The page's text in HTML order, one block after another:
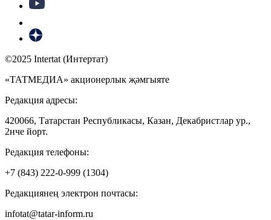
©2025 Intertat (Интертат)
«ТАТМЕДИА» акционерлык җәмгыяте
Редакция адресы:
420066, Татарстан Республикасы, Казан, Декабристлар ур.,
2нче йорт.
Редакция телефоны:
+7 (843) 222-0-999 (1304)
Редакциянең электрон почтасы:
infotat@tatar-inform.ru